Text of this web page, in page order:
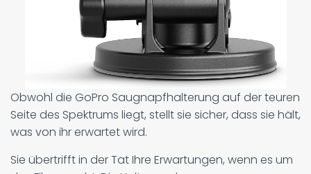
Obwohl die GoPro Saugnapfhalterung auf der teuren
Seite des Spektrums liegt, stellt sie sicher, dass sie hält,
was von ihr erwartet wird.
Sie übertrifft in der Tat Ihre Erwartungen, wenn es um